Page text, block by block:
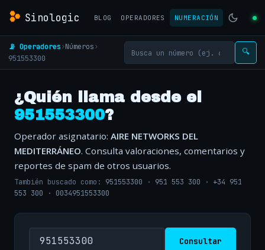
Sinologic BLOG OPERADORES NUMERACIÓN
📡 Operadores›Números›
951553300
🔍
¿Quién llama desde el
951553300?
Operador asignatario: AIRE NETWORKS DEL
MEDITERRÁNEO. Consulta valoraciones, comentarios y
reportes de spam de otros usuarios.
También buscado como: 951553300 · 951 553 300 · +34 951
553 300 · 0034951553300
Consultar